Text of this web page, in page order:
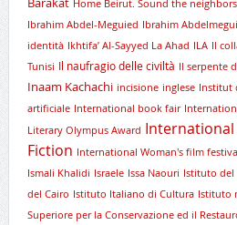
Home Beirut. Sound the neighbors
Ibrahim Abdel-Meguied Ibrahim
identità Ikhtifa’ Al-Sayyed La Ahad ILA Il
Tunisi Il naufragio delle civiltà Il serpente
Inaam Kachachi incisione inglese Institut
artificiale International book fair
Literary Olympus Award International
Fiction International Woman's film
Ismali Khalidi Israele Issa Naouri Istituto del
del Cairo Istituto Italiano di Cultura Istituto
Superiore per la Conservazione ed il